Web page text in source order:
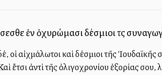
ἐν ὀχυρώμασι δέσμιοι τῆς
οἱ αἰχμάλωτοι καὶ δέσμιοι τῆς
ἔτσι ἀντὶ τῆς ὀλιγοχρονίου ἐξορίας